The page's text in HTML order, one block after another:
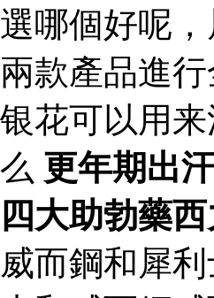
選哪個好呢
兩款產品進
银花可以用
么 更年期出
四大助勃藥
威而鋼和犀